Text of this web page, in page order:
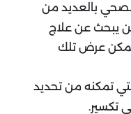
بالعديد من
يبحث عن علاج
عرض تلك
تمكنه من تحديد
تكسير.